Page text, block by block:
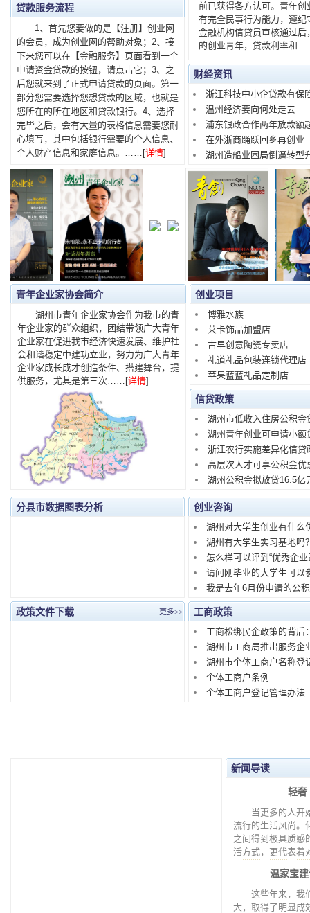
贷款服务流程
1、首先您要做的是【注册】创业网
的会员，成为创业网的帮助对象；2、接
下来您可以在【金融服务】页面看到一个
申请资金贷款的按钮，请点击它；3、之
后您就来到了正式申请贷款的页面。第一
部分您需要选择您想贷款的区域，也就是
您所在的所在地区和贷款银行。4、选择
完毕之后，会有大量的表格信息需要您耐
心填写，其中包括银行需要的个人信息、
个人财产信息和家庭信息。……[详情]
前已获得各方认可。青年
有完全民事行为能力，遵
金融机构信贷员审核通过
的创业青年，贷款利率和
财经资讯
浙江科技中小企贷款有保
温州经济要向何处走去
浦东银政合作两年放款额
在外浙商踊跃回乡再创业
湖州造船业困局倒逼转型
青年企业家协会简介
湖州市青年企业家协会作为我市的青
年企业家的群众组织，团结带领广大青年
企业家在促进我市经济快速发展、维护社
会和谐稳定中建功立业，努力为广大青年
企业家成长成才创造条件、搭建舞台，提
供服务，尤其是第三次……[详情]
创业项目
博雅水族
莱卡饰品加盟店
古早创意陶瓷专卖店
礼道礼品包装连锁代理店
苹果蓝蓝礼品定制店
信贷政策
湖州市低收入住房公积金
湖州青年创业可申请小额
浙江农行实施差异化信贷
高层次人才可享公积金优
湖州公积金拟放贷16.5亿
分县市数据图表分析
创业咨询
湖州对大学生创业有什么
湖州有大学生实习基地吗
怎么样可以评到“优秀企业
请问刚毕业的大学生可以
我是去年6月份申请的公
政策文件下载 更多>>
工商政策
工商松绑民企政策的背后
湖州市工商局推出服务企
湖州市个体工商户名称登
个体工商户条例
个体工商户登记管理办法
新闻导读
轻奢
当更多的人开始
流行的生活风尚。
之间得到极具质感
活方式，更代表
温家宝
这些年来，我们
大，取得了明显成